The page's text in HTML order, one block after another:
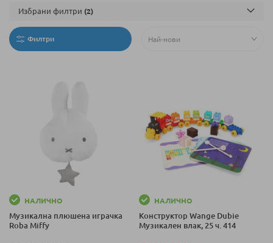
Филтри
НАЛИЧНО
Музикална плюшена играчка
Roba Мiffy
НАЛИЧНО
Конструктор Wange Dubie
Музикален влак, 25 ч. 414
Избрани филтри